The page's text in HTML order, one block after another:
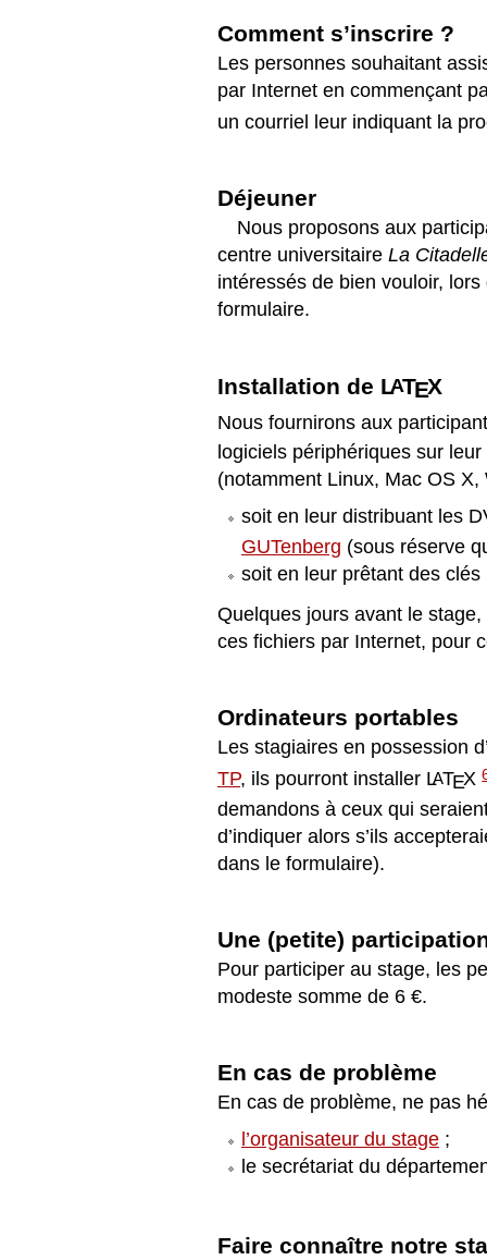
Comment s’inscrire ?
Les personnes souhaitant
par Internet en commençant
un courriel leur indiquant la
Déjeuner
Nous proposons aux
centre universitaire La
intéressés de bien vouloir,
formulaire.
Installation de LATEX
Nous fournirons aux
logiciels périphériques sur
(notamment Linux, Mac OS X,
soit en leur distribuant les
GUTenberg (sous réserve
soit en leur prêtant des
Quelques jours avant le
ces ﬁchiers par Internet, pour
Ordinateurs portables
Les stagiaires en possession
TP, ils pourront installer LATEX
demandons à ceux qui
d’indiquer alors s’ils
dans le formulaire).
Une (petite)
Pour participer au stage, les
modeste somme de 6 €.
En cas de problème
En cas de problème, ne pas
l’organisateur du stage ;
le secrétariat du
Faire connaître notre